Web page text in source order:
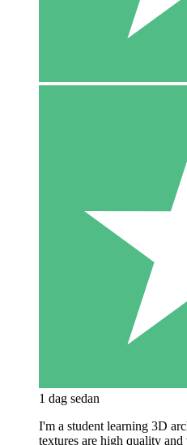
1 dag sedan
I'm a student learning 3D
textures are high quality